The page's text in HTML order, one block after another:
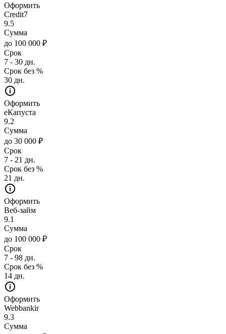
Оформить
Credit7
9.5
Сумма
до 100 000 ₽
Срок
7 - 30 дн.
Срок без %
30 дн.
Оформить
еКапуста
9.2
Сумма
до 30 000 ₽
Срок
7 - 21 дн.
Срок без %
21 дн.
Оформить
Веб-займ
9.1
Сумма
до 100 000 ₽
Срок
7 - 98 дн.
Срок без %
14 дн.
Оформить
Webbankir
9.3
Сумма